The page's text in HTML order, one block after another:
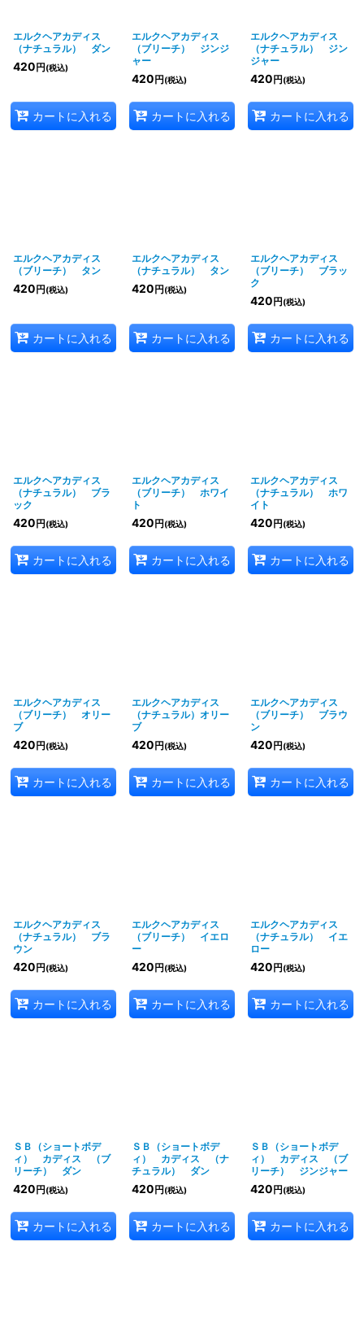
エルクヘアカディス
（ナチュラル） ダン
420 円 (税込)
カートに入れる
エルクヘアカディス
（ブリーチ） ジンジ
ャー
420 円 (税込)
カートに入れる
エルクヘアカディス
（ナチュラル） ジン
ジャー
420 円 (税込)
カートに入れる
エルクヘアカディス
（ブリーチ） タン
420 円 (税込)
カートに入れる
エルクヘアカディス
（ナチュラル） タン
420 円 (税込)
カートに入れる
エルクヘアカディス
（ブリーチ） ブラッ
ク
420 円 (税込)
カートに入れる
エルクヘアカディス
（ナチュラル） ブラ
ック
420 円 (税込)
カートに入れる
エルクヘアカディス
（ブリーチ） ホワイ
ト
420 円 (税込)
カートに入れる
エルクヘアカディス
（ナチュラル） ホワ
イト
420 円 (税込)
カートに入れる
エルクヘアカディス
（ブリーチ） オリー
ブ
420 円 (税込)
カートに入れる
エルクヘアカディス
（ナチュラル）オリー
ブ
420 円 (税込)
カートに入れる
エルクヘアカディス
（ブリーチ） ブラウ
ン
420 円 (税込)
カートに入れる
エルクヘアカディス
（ナチュラル） ブラ
ウン
420 円 (税込)
カートに入れる
エルクヘアカディス
（ブリーチ） イエロ
ー
420 円 (税込)
カートに入れる
エルクヘアカディス
（ナチュラル） イエ
ロー
420 円 (税込)
カートに入れる
ＳＢ（ショートボデ
ィ） カディス （ブ
リーチ） ダン
420 円 (税込)
カートに入れる
ＳＢ（ショートボデ
ィ） カディス （ナ
チュラル） ダン
420 円 (税込)
カートに入れる
ＳＢ（ショートボデ
ィ） カディス （ブ
リーチ） ジンジャー
420 円 (税込)
カートに入れる